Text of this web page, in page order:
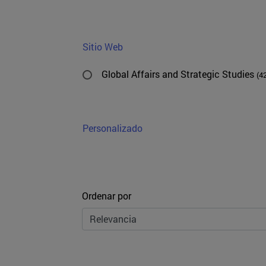
Sitio Web
Global Affairs and Strategic Studies
Personalizado
Ordenar
Ordenar por